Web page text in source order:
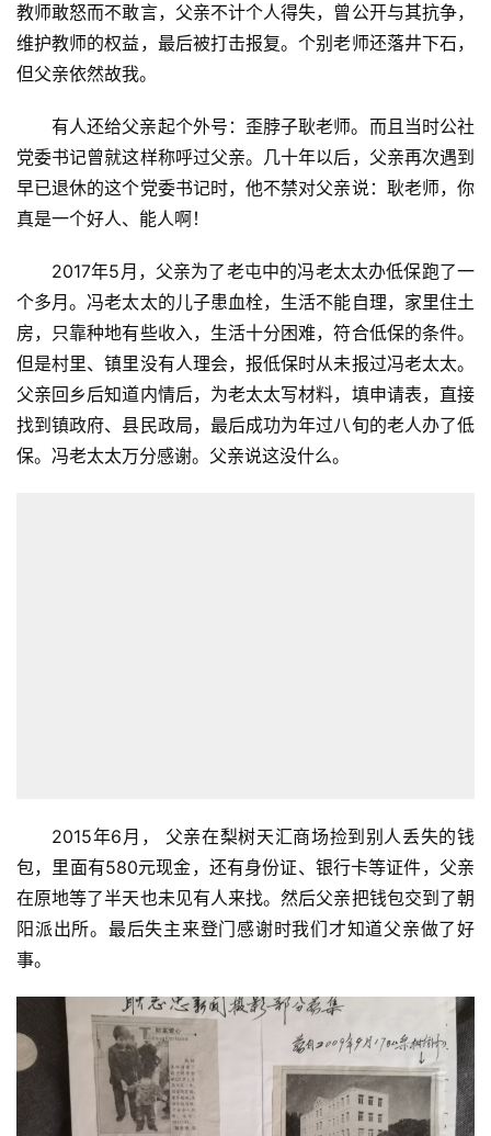
首
文
化
教师敢怒而不敢言，父亲不计个人得失，曾公开与其抗争，
维护教师的权益，最后被打击报复。个别老师还落井下石，
但父亲依然故我。
有人还给父亲起个外号：歪脖子耿老师。而且当时公社
党委书记曾就这样称呼过父亲。几十年以后，父亲再次遇到
早已退休的这个党委书记时，他不禁对父亲说：耿老师，你
真是一个好人、能人啊！
2017年5月，父亲为了老屯中的冯老太太办低保跑了一
个多月。冯老太太的儿子患血栓，生活不能自理，家里住土
房，只靠种地有些收入，生活十分困难，符合低保的条件。
但是村里、镇里没有人理会，报低保时从未报过冯老太太。
父亲回乡后知道内情后，为老太太写材料，填申请表，直接
找到镇政府、县民政局，最后成功为年过八旬的老人办了低
保。冯老太太万分感谢。父亲说这没什么。
2015年6月， 父亲在梨树天汇商场捡到别人丢失的钱
包，里面有580元现金，还有身份证、银行卡等证件，父亲
在原地等了半天也未见有人来找。然后父亲把钱包交到了朝
阳派出所。最后失主来登门感谢时我们才知道父亲做了好
事。